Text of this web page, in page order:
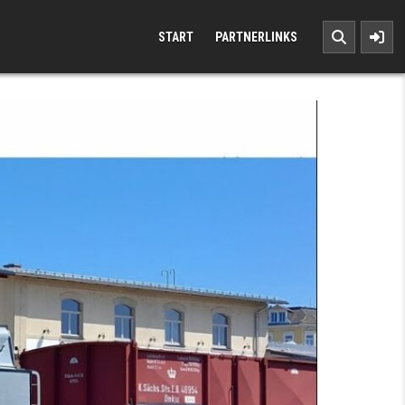
START PARTNERLINKS